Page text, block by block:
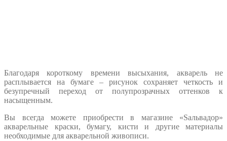
Благодаря короткому времени высыхания, акварель не
расплывается на бумаге – рисунок сохраняет четкость и
безупречный переход от полупрозрачных оттенков к
насыщенным.
Вы всегда можете приобрести в магазине «Sальвадор»
акварельные краски, бумагу, кисти и другие материалы
необходимые для акварельной живописи.